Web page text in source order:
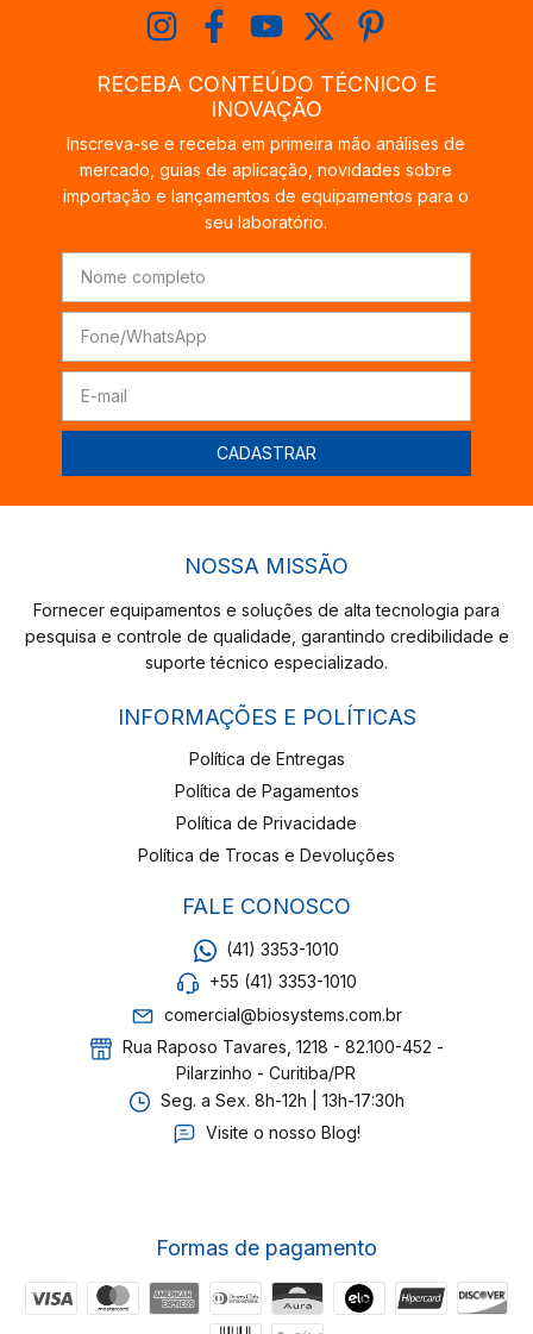
RECEBA CONTEÚDO TÉCNICO E
INOVAÇÃO
Inscreva-se e receba em primeira mão análises de
mercado, guias de aplicação, novidades sobre
importação e lançamentos de equipamentos para o
seu laboratório.
NOSSA MISSÃO
Fornecer equipamentos e soluções de alta tecnologia para
pesquisa e controle de qualidade, garantindo credibilidade e
suporte técnico especializado.
INFORMAÇÕES E POLÍTICAS
Política de Entregas
Política de Pagamentos
Política de Privacidade
Política de Trocas e Devoluções
FALE CONOSCO
(41) 3353-1010
+55 (41) 3353-1010
comercial@biosystems.com.br
Rua Raposo Tavares, 1218 - 82.100-452 -
Pilarzinho - Curitiba/PR
Seg. a Sex. 8h-12h | 13h-17:30h
Visite o nosso Blog!
Formas de pagamento